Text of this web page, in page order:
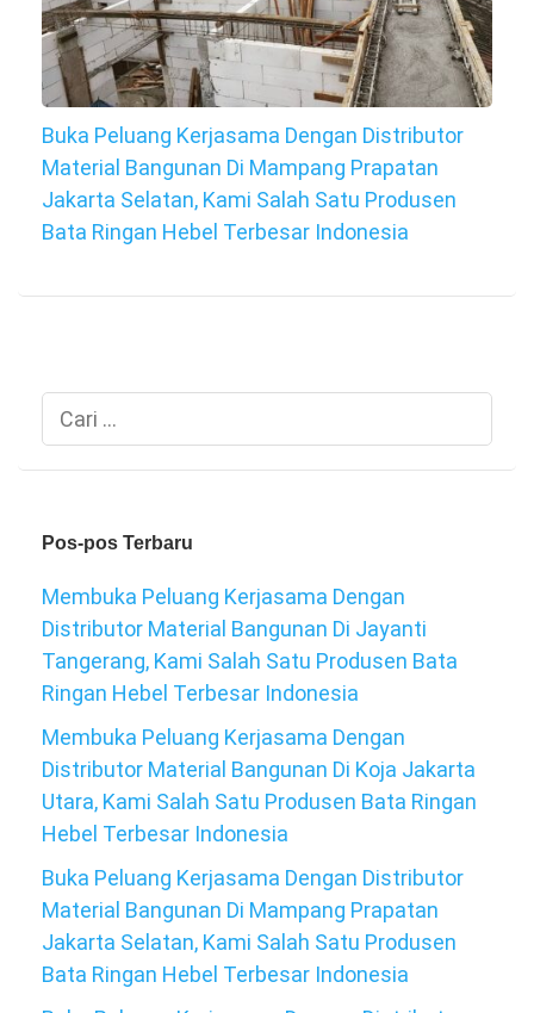
Buka Peluang Kerjasama Dengan Distributor
Material Bangunan Di Mampang Prapatan
Jakarta Selatan, Kami Salah Satu Produsen
Bata Ringan Hebel Terbesar Indonesia
Cari
untuk:
Pos-pos Terbaru
Membuka Peluang Kerjasama Dengan
Distributor Material Bangunan Di Jayanti
Tangerang, Kami Salah Satu Produsen Bata
Ringan Hebel Terbesar Indonesia
Membuka Peluang Kerjasama Dengan
Distributor Material Bangunan Di Koja Jakarta
Utara, Kami Salah Satu Produsen Bata Ringan
Hebel Terbesar Indonesia
Buka Peluang Kerjasama Dengan Distributor
Material Bangunan Di Mampang Prapatan
Jakarta Selatan, Kami Salah Satu Produsen
Bata Ringan Hebel Terbesar Indonesia